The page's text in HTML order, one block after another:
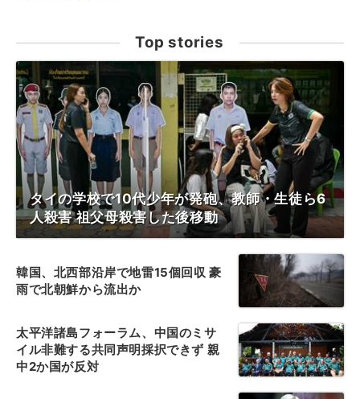
Top stories
タイの学校で10代少年が発砲、教師・生徒ら6
人殺害 祖父母殺害した後移動
韓国、北西部沿岸で地雷15個回収 豪
雨で北朝鮮から流出か
太平洋諸島フォーラム、中国のミサ
イル非難する共同声明採択できず 親
中2か国が反対